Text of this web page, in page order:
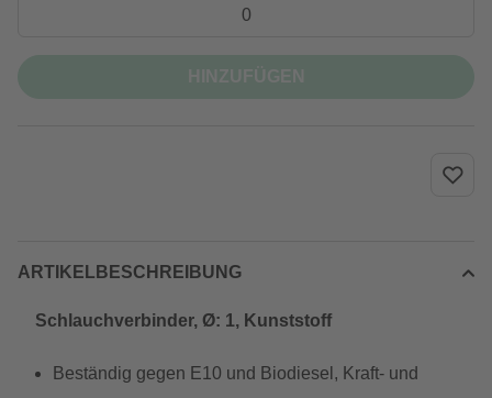
ARTIKELBESCHREIBUNG
Schlauchverbinder, Ø: 1, Kunststoff
Beständig gegen E10 und Biodiesel, Kraft- und